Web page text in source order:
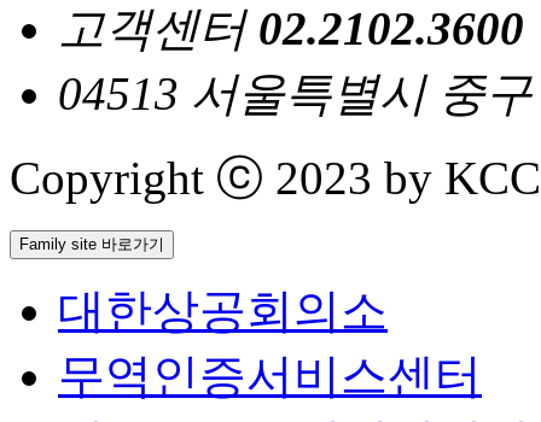
고객센터 02.2102.3600
04513 서울특별시 중
Copyright ⓒ 2023 by
Family site 바로가기
대한상공회의소
무역인증서비스센터